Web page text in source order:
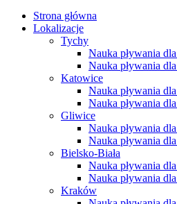
Strona główna
Lokalizacje
Tychy
Nauka pływania
Nauka pływania
Katowice
Nauka pływania
Nauka pływania
Gliwice
Nauka pływania
Nauka pływania
Bielsko-Biała
Nauka pływania
Nauka pływania
Kraków